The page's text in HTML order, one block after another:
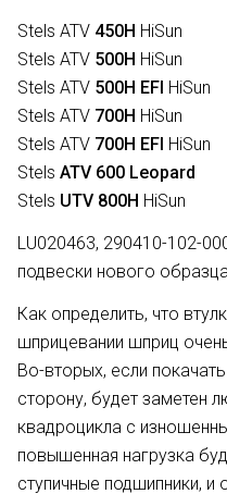
Stels ATV 450H HiSun
Stels ATV 500H HiSun
Stels ATV 500H EFI HiSun
Stels ATV 700H HiSun
Stels ATV 700H EFI HiSun
Stels ATV 600 Leopard
Stels UTV 800H HiSun
LU020463, 290410-102-
подвески нового
Как определить, что
шприцевании шприц
Во-вторых, если
сторону, будет заметен
квадроцикла с
повышенная нагрузка
ступичные подшипники, и